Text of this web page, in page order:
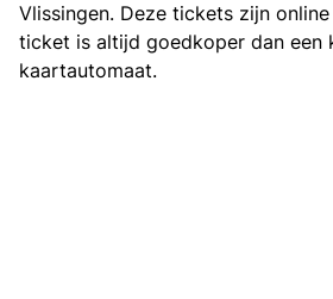
Vlissingen. Deze tickets zijn online
ticket is altijd goedkoper dan een
kaartautomaat.